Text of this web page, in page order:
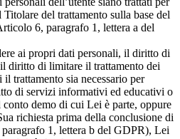
del trattamento sulla base del
6, paragrafo 1, lettera a del
ai propri dati personali, il diritto di
diritto di limitare il trattamento dei
trattamento sia necessario per
di servizi informativi ed educativi o
demo di cui Lei è parte, oppure
richiesta prima della conclusione di
1, lettera b del GDPR), Lei